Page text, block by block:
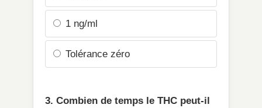
1 ng/ml
Tolérance zéro
3. Combien de temps le THC peut-il